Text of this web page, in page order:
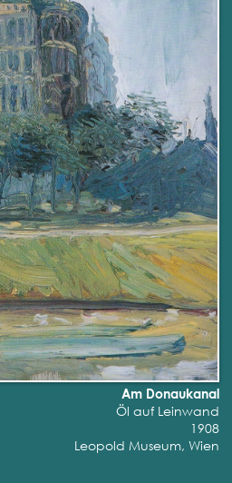
Am Donaukanal
Öl auf Leinwand
1908
Leopold Museum, Wien